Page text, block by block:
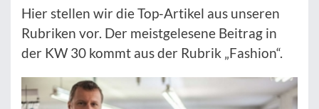
Hier stellen wir die Top-Artikel aus unseren
Rubriken vor. Der meistgelesene Beitrag in
der KW 30 kommt aus der Rubrik „Fashion“.